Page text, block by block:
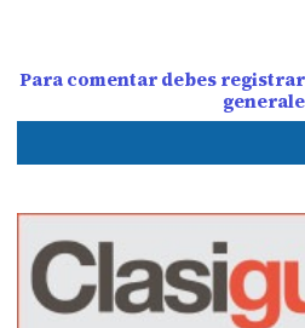
Para comentar debes